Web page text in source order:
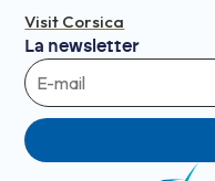
Visit Corsica
La newsletter